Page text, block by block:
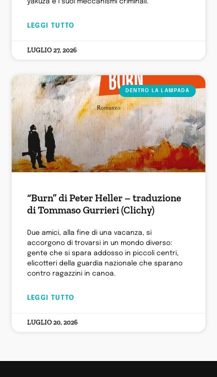
yakuza e i suoi meccanismi criminali.
LEGGI TUTTO
LUGLIO 27, 2026
DENTRO LA LAMPADA
“Burn” di Peter Heller – traduzione
di Tommaso Gurrieri (Clichy)
Due amici, alla fine di una vacanza, si
accorgono di trovarsi in un mondo diverso:
gente che si spara addosso in piccoli centri,
elicotteri della guardia nazionale che sparano
contro ragazzini in canoa.
LEGGI TUTTO
LUGLIO 20, 2026